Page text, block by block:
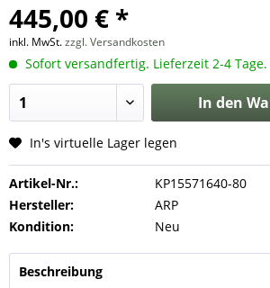
445,00 € *
inkl. MwSt.zzgl. Versandkosten
Sofort versandfertig. Lieferzeit 2-4
In den
In's virtuelle Lager legen
Artikel-Nr.:
KP15571640-80
Hersteller:
ARP
Kondition:
Neu
Beschreibung